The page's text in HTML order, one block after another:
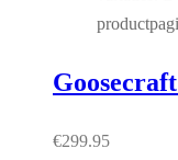
€299.95